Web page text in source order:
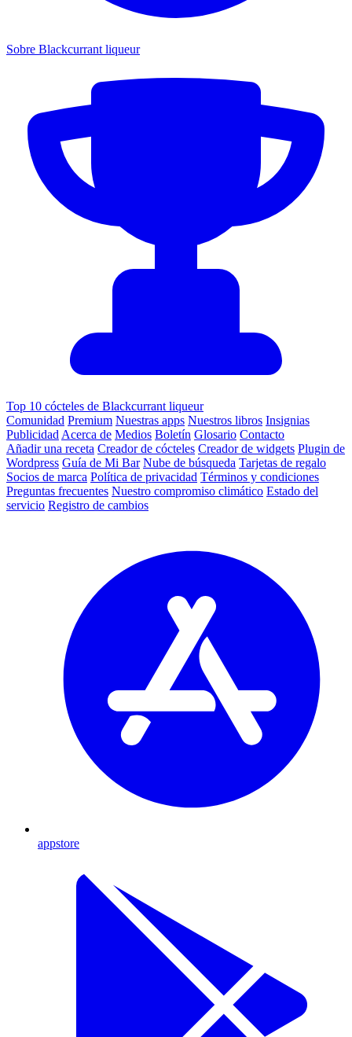
Sobre Blackcurrant liqueur
Top 10 cócteles de Blackcurrant liqueur
Comunidad Premium Nuestras apps Nuestros libros Insignias
Publicidad Acerca de Medios Boletín Glosario Contacto
Añadir una receta Creador de cócteles Creador de widgets Plugin de
Wordpress Guía de Mi Bar Nube de búsqueda Tarjetas de regalo
Socios de marca Política de privacidad Términos y condiciones
Preguntas frecuentes Nuestro compromiso climático Estado del
servicio Registro de cambios
appstore